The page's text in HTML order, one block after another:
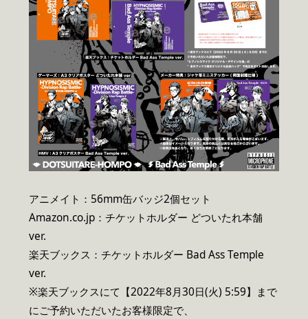
アニメイト：56mm缶バッジ2個セット
Amazon.co.jp：チケットホルダー どついたれ本舗
ver.
楽天ブックス：チケットホルダー Bad Ass Temple
ver.
※楽天ブックスにて【2022年8月30日(火) 5:59】まで
にご予約いただいたお客様限定で、